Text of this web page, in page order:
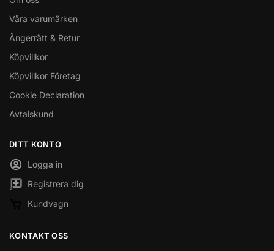
Våra varumärken
Ångerrätt & Retur
Köpvillkor
Köpvillkor Företag
Cookie Declaration
Avtalskund
DITT KONTO
Logga in
Registrera dig
Kundvagn
KONTAKT OSS